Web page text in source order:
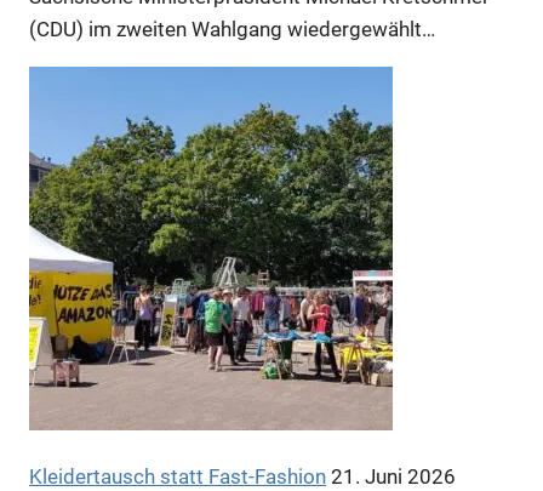
Anzeige
Anzeige
(CDU) im zweiten Wahlgang wiedergewählt…
Kleidertausch statt Fast-Fashion 21. Juni 2026